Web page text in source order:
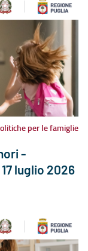
per le famiglie
-
luglio 2026